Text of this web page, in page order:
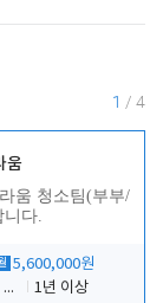
1 / 4
움
움 청소팀(부부/
니다.
5,600,000원
전반적인 청소 업무(객실청소.객실정리)
1년 이상